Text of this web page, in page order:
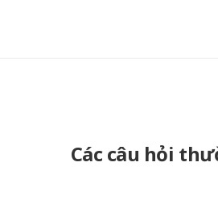
Các câu hỏi